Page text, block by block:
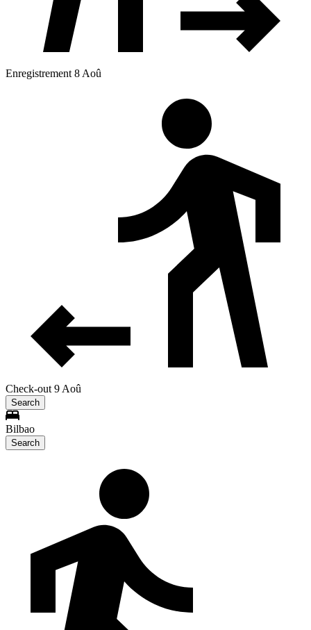
Enregistrement 8 Aoû
Check-out 9 Aoû
Search
Bilbao
Search